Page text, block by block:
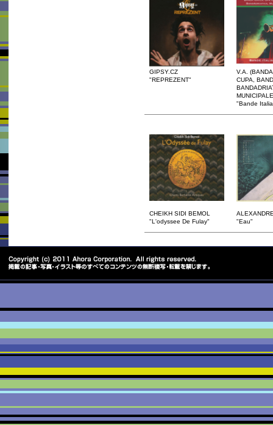
GIPSY.CZ
"REPREZENT"
V.A.
CUPA,
"Bande
CHEIKH SIDI BEMOL
"L'odyssee De Fulay"
"Eau"